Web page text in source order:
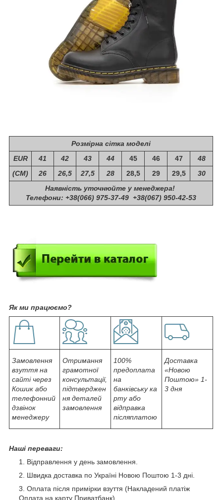
Розмірна сітка моделі
EUR
41 42 43 44 45 46 47
48
(СМ)
26 26,5 27,5 28 28,5 29 29,5
30
Наявність уточнюйте у менеджера!
Телефони: +38(066) 975-37-49 +38(067) 950-42-53
Як ми працюємо?
Замовлення
взуття на
сайті через
Кошик або
телефонний
дзвінок
менеджеру
Отримання
грамотної
консультації,
підтверджен
ня деталей
замовлення
100%
предоплата
на
банківську ка
рту або
відправка
післяплатою
Доставка
«Новою
Поштою» 1-
3 дня
Наші переваги:
Відправлення у день замовлення.
Швидка доставка по Україні Новою Поштою 1-3 дні.
Оплата після примірки взуття (Накладений платіж
Оплата на карту Приватбанк).